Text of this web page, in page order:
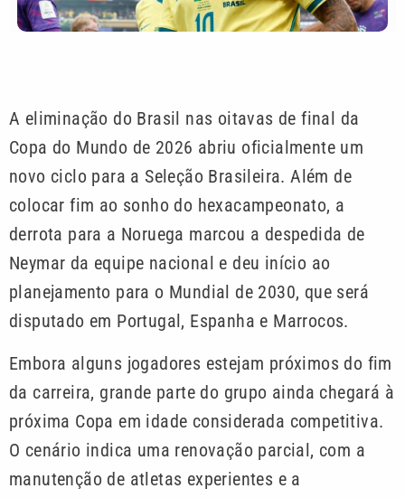
A eliminação do Brasil nas oitavas de final da
Copa do Mundo de 2026 abriu oficialmente um
novo ciclo para a Seleção Brasileira. Além de
colocar fim ao sonho do hexacampeonato, a
derrota para a Noruega marcou a despedida de
Neymar da equipe nacional e deu início ao
planejamento para o Mundial de 2030, que será
disputado em Portugal, Espanha e Marrocos.
Embora alguns jogadores estejam próximos do fim
da carreira, grande parte do grupo ainda chegará à
próxima Copa em idade considerada competitiva.
O cenário indica uma renovação parcial, com a
manutenção de atletas experientes e a